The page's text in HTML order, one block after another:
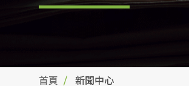
首頁 新聞中心